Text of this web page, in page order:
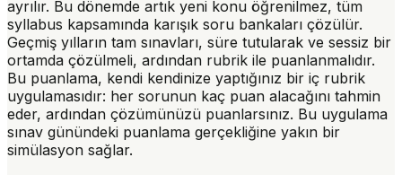
ayrılır. Bu dönemde artık yeni konu öğrenilmez, tüm
syllabus kapsamında karışık soru bankaları çözülür.
Geçmiş yılların tam sınavları, süre tutularak ve sessiz bir
ortamda çözülmeli, ardından rubrik ile puanlanmalıdır.
Bu puanlama, kendi kendinize yaptığınız bir iç rubrik
uygulamasıdır: her sorunun kaç puan alacağını tahmin
eder, ardından çözümünüzü puanlarsınız. Bu uygulama
sınav günündeki puanlama gerçekliğine yakın bir
simülasyon sağlar.